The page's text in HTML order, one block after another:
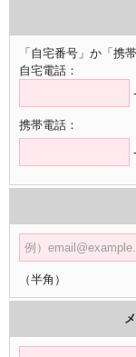
「自宅番号」か「携
自宅電話：
-
携帯電話：
-
（半角）